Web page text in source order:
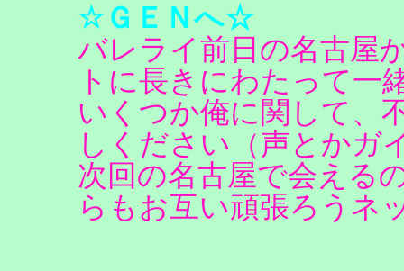
☆ＧＥＮへ☆
バレライ前日の名古屋
トに長きにわたって一
いくつか俺に関して、
しください（声とかガ
次回の名古屋で会える
らもお互い頑張ろうネ